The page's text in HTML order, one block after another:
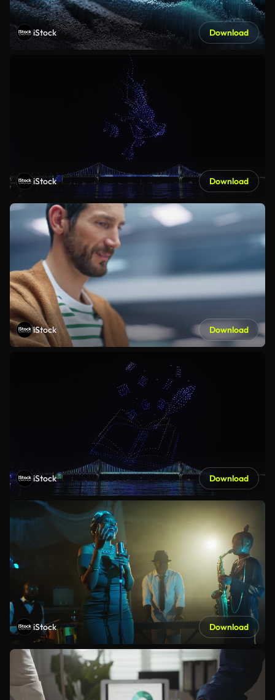
iStock Download
iStock Download
iStock Download
iStock Download
iStock Download